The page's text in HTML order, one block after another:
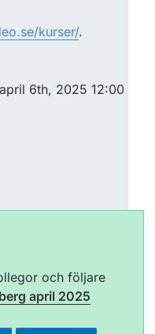
kurser/.
6th, 2025 12:00
och följare
april 2025